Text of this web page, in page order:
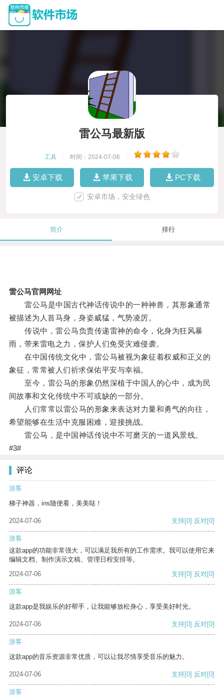
雷公马最新版
工具 时间：2024-07-06
安卓下载 苹果下载 PC下载
安卓市场，安全绿色
简介 排行
雷公马官网网址
雷公马是中国古代神话传说中的一种神兽，其形象通常
被描述为人首马身，身姿威猛，气势凌厉。
传说中，雷公马负责传递雷神的命令，化身为狂风暴
雨，带来雷电之力，保护人们免受灾难侵袭。
在中国传统文化中，雷公马被视为象征着权威和正义的
象征，常常被人们祈求保佑平安与幸福。
至今，雷公马的形象仍然深植于中国人的心中，成为民
间故事和文化传统中不可或缺的一部分。
人们常常以雷公马的形象来表达对力量和勇气的向往，
希望能够在生活中克服困难，迎接挑战。
雷公马，是中国神话传说中不可磨灭的一道风景线。
#3#
评论
游客
梯子神器，ins随便看，美美哒！
2024-07-06 支持[0] 反对[0]
游客
这款app的功能非常强大，可以满足我所有的工作需求。我可以使用它来
编辑文档、制作演示文稿、管理日程安排等。
2024-07-06
支持[0] 反对[0]
游客
这款app是我娱乐的好帮手，让我能够放松身心，享受美好时光。
2024-07-06 支持[0] 反对[0]
游客
这款app的音乐资源非常优质，可以让我尽情享受音乐的魅力。
2024-07-06 支持[0] 反对[0]
游客